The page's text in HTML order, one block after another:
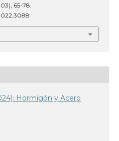
65-78.
Hormigón y Acero